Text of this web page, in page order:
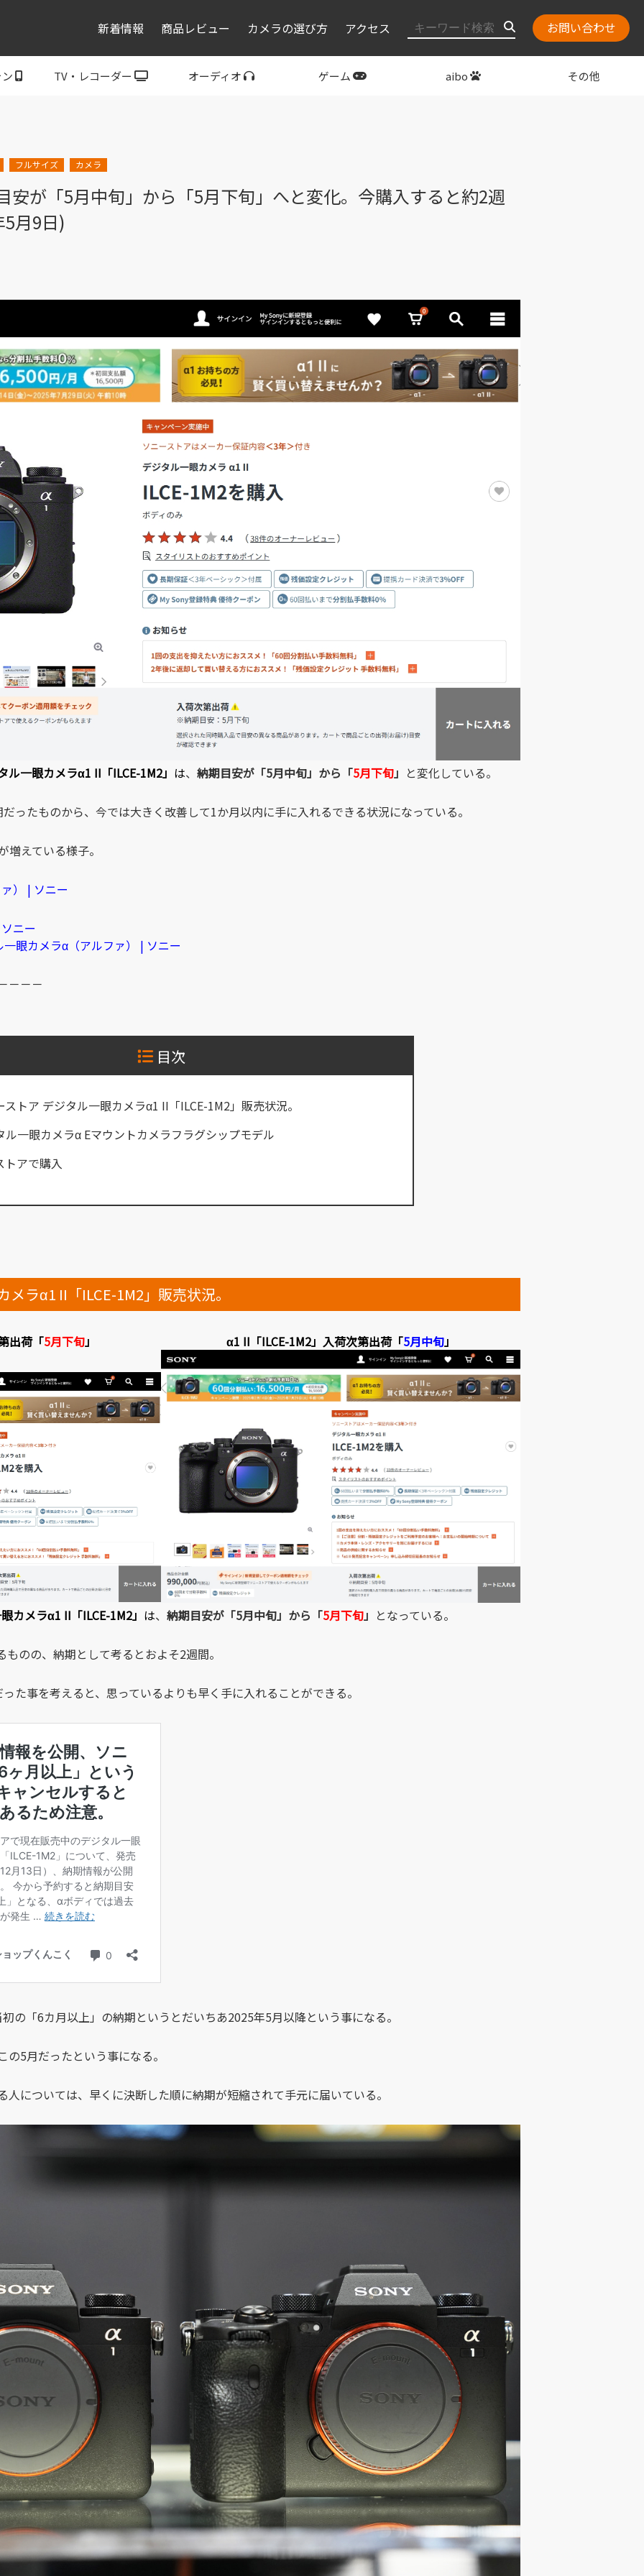
新着情報 商品レビュー カメラの選び方 アクセス お問い合わせ
TV・レコーダー オーディオ ゲーム aibo その他
フルサイズ カメラ
安が「5月中旬」から「5月下旬」へと変化。今購入すると約2週
月9日)
ル一眼カメラα1 II「ILCE-1M2」 は、 納期目安が「5月中旬」から「5月下旬」 と変化している。
ったものから、今では大きく改善して1か月以内に手に入れるできる状況になっている。
増えている様子。
） | ソニー
ニー
眼カメラα（アルファ） | ソニー
－－－
目次
トア デジタル一眼カメラα1 II「ILCE-1M2」販売状況。
一眼カメラα Eマウントカメラフラグシップモデル
トアで購入
ラα1 II「ILCE-1M2」販売状況。
出荷「5月下旬」 α1 II「ILCE-1M2」入荷次第出荷「5月中旬」
カメラα1 II「ILCE-1M2」 は、 納期目安が「5月中旬」から「5月下旬」 となっている。
のの、納期として考るとおよそ2週間。
た事を考えると、思っているよりも早く手に入れることができる。
の「6カ月以上」の納期というとだいちあ2025年5月以降という事になる。
5月だったという事になる。
人については、早くに決断した順に納期が短縮されて手元に届いている。